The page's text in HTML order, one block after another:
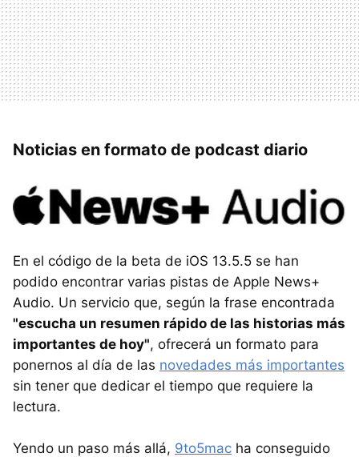
Noticias en formato de podcast diario
En el código de la beta de iOS 13.5.5 se han
podido encontrar varias pistas de Apple News+
Audio. Un servicio que, según la frase encontrada
"escucha un resumen rápido de las historias más
importantes de hoy", ofrecerá un formato para
ponernos al día de las novedades más importantes
sin tener que dedicar el tiempo que requiere la
lectura.
Yendo un paso más allá, 9to5mac ha conseguido